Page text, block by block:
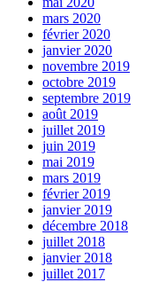
mars 2020
février 2020
janvier 2020
novembre 2019
octobre 2019
septembre 2019
août 2019
juillet 2019
juin 2019
mai 2019
mars 2019
février 2019
janvier 2019
décembre 2018
juillet 2018
janvier 2018
juillet 2017